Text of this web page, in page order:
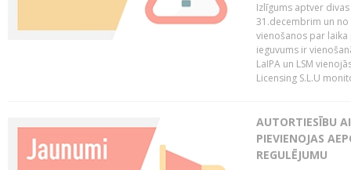
Izlīgums aptver
31.decembrim un no
vienošanos par
ieguvums ir
LaIPA un LSM
Licensing S.L.U
AUTORTIESĪBU
PIEVIENOJAS
REGULĒJUMU